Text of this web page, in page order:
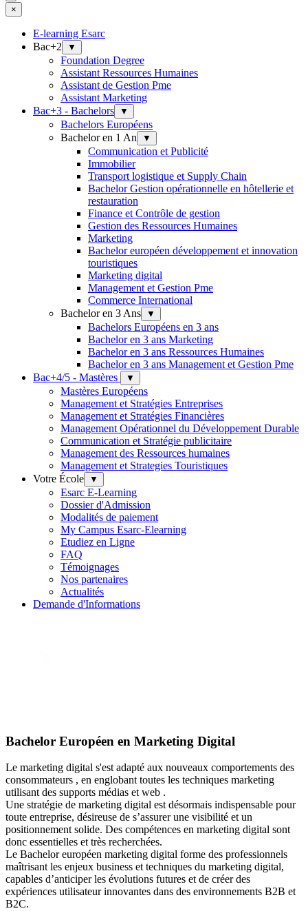
×
E-learning Esarc
Bac+2
▼
Foundation Degree
Assistant Ressources Humaines
Assistant de Gestion Pme
Assistant Marketing
Bac+3 - Bachelors
▼
Bachelors Européens
Bachelor en 1 An
▼
Communication et Publicité
Immobilier
Transport logistique et Supply Chain
Bachelor Gestion opérationnelle en hôtellerie et
restauration
Finance et Contrôle de gestion
Gestion des Ressources Humaines
Marketing
Bachelor européen développement et innovation
touristiques
Marketing digital
Management et Gestion Pme
Commerce International
Bachelor en 3 Ans
▼
Bachelors Européens en 3 ans
Bachelor en 3 ans Marketing
Bachelor en 3 ans Ressources Humaines
Bachelor en 3 ans Management et Gestion Pme
Bac+4/5 - Mastères
▼
Mastères Européens
Management et Stratégies Entreprises
Management et Stratégies Financières
Management Opérationnel du Développement Durable
Communication et Stratégie publicitaire
Management des Ressources humaines
Management et Strategies Touristiques
Votre École
▼
Esarc E-Learning
Dossier d'Admission
Modalités de paiement
My Campus Esarc-Elearning
Etudiez en Ligne
FAQ
Témoignages
Nos partenaires
Actualités
Demande d'Informations
Bachelor Européen en Marketing Digital
Le marketing digital s'est adapté aux nouveaux comportements des
consommateurs , en englobant toutes les techniques marketing
utilisant des supports médias et web .
Une stratégie de marketing digital est désormais indispensable pour
toute entreprise, désireuse de s’assurerune visibilité et un
positionnement solide. Des compétences en marketing digital sont
donc essentielles et très recherchées.
Le Bachelor européen marketing digital forme des professionnels
maîtrisant les enjeux business et techniques du marketing digital,
capables d’anticiper les évolutions futures et de créer des
expériences utilisateur innovantes dans des environnements B2B et
B2C.